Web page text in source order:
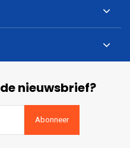
nieuwsbrief?
Abonneer